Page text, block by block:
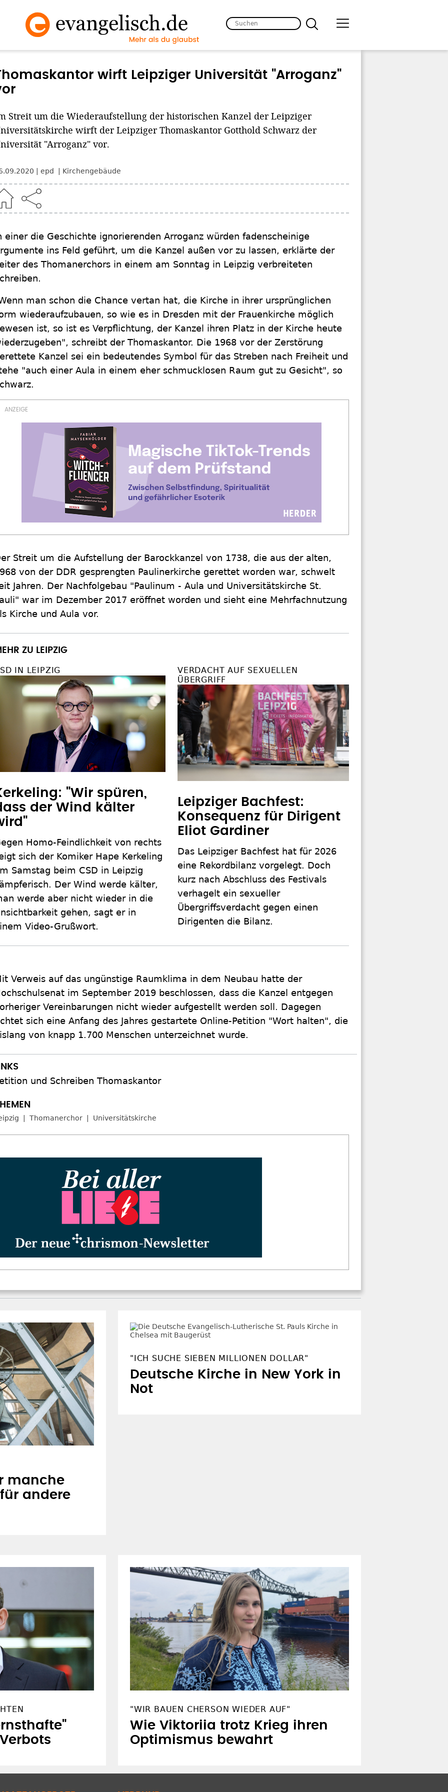
wirft Leipziger Universität "Arroganz"
Streit um die Wiederaufstellung der historischen Kanzel der Leipziger
wirft der Leipziger Thomaskantor Gotthold Schwarz der
"Arroganz" vor.
epd Kirchengebäude
einer die Geschichte ignorierenden Arroganz würden fadenscheinige
ins Feld geführt, um die Kanzel außen vor zu lassen, erklärte der
des Thomanerchors in einem am Sonntag in Leipzig verbreiteten
man schon die Chance vertan hat, die Kirche in ihrer ursprünglichen
wiederaufzubauen, so wie es in Dresden mit der Frauenkirche möglich
ist, so ist es Verpflichtung, der Kanzel ihren Platz in der Kirche heute
schreibt der Thomaskantor. Die 1968 vor der Zerstörung
Kanzel sei ein bedeutendes Symbol für das Streben nach Freiheit und
"auch einer Aula in einem eher schmucklosen Raum gut zu Gesicht", so
Streit um die Aufstellung der Barockkanzel von 1738, die aus der alten,
von der DDR gesprengten Paulinerkirche gerettet worden war, schwelt
Jahren. Der Nachfolgebau "Paulinum - Aula und Universitätskirche St.
war im Dezember 2017 eröffnet worden und sieht eine Mehrfachnutzung
Kirche und Aula vor.
ZU LEIPZIG
IN LEIPZIG
"Wir spüren,
der Wind kälter
Homo-Feindlichkeit von rechts
sich der Komiker Hape Kerkeling
Samstag beim CSD in Leipzig
Der Wind werde kälter,
werde aber nicht wieder in die
gehen, sagt er in
Video-Grußwort.
VERDACHT AUF SEXUELLEN
ÜBERGRIFF
Leipziger Bachfest:
Konsequenz für Dirigent
Eliot Gardiner
Das Leipziger Bachfest hat für 2026
eine Rekordbilanz vorgelegt. Doch
kurz nach Abschluss des Festivals
verhagelt ein sexueller
Übergriffsverdacht gegen einen
Dirigenten die Bilanz.
Verweis auf das ungünstige Raumklima in dem Neubau hatte der
im September 2019 beschlossen, dass die Kanzel entgegen
Vereinbarungen nicht wieder aufgestellt werden soll. Dagegen
sich eine Anfang des Jahres gestartete Online-Petition "Wort halten", die
von knapp 1.700 Menschen unterzeichnet wurde.
und Schreiben Thomaskantor
Thomanerchor Universitätskirche
manche
andere
"ICH SUCHE SIEBEN MILLIONEN DOLLAR"
Deutsche Kirche in New York in
Not
"WIR BAUEN CHERSON WIEDER AUF"
Wie Viktoriia trotz Krieg ihren
Optimismus bewahrt